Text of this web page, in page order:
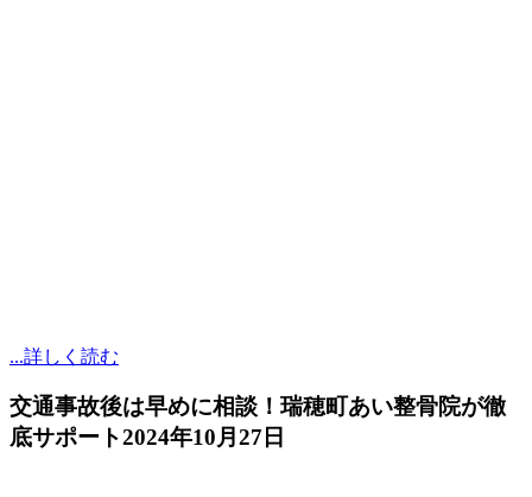
...詳しく読む
交通事故後は早めに相談！瑞穂町あい整骨院が徹
底サポート2024年10月27日